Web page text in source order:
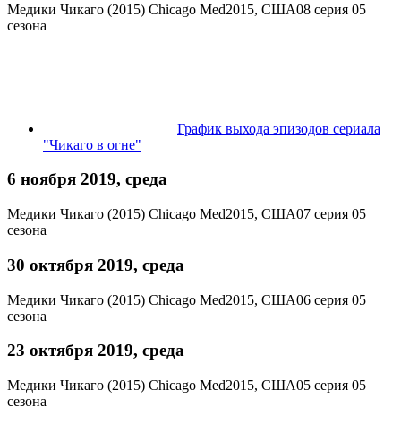
Медики Чикаго (2015) Chicago Med2015, США08 серия 05
сезона
График выхода эпизодов сериала
"Чикаго в огне"
6 ноября 2019, среда
Медики Чикаго (2015) Chicago Med2015, США07 серия 05
сезона
30 октября 2019, среда
Медики Чикаго (2015) Chicago Med2015, США06 серия 05
сезона
23 октября 2019, среда
Медики Чикаго (2015) Chicago Med2015, США05 серия 05
сезона